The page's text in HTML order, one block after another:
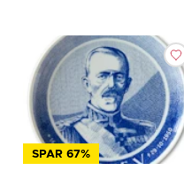
SPAR 67%